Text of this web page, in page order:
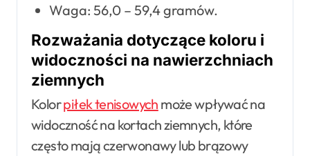
Waga: 56,0 – 59,4 gramów.
Rozważania dotyczące koloru i
widoczności na nawierzchniach
ziemnych
Kolorpiłek tenisowych może wpływać na
widoczność na kortach ziemnych, które
często mają czerwonawy lub brązowy